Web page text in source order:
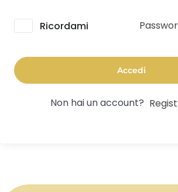
Alternative:
Ricordami
Accedi
Non hai un account?